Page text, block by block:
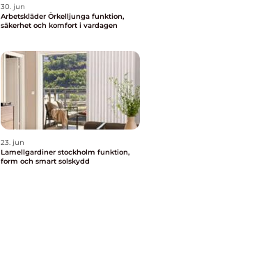
30. jun
Arbetskläder Örkelljunga funktion,
säkerhet och komfort i vardagen
23. jun
Lamellgardiner stockholm funktion,
form och smart solskydd